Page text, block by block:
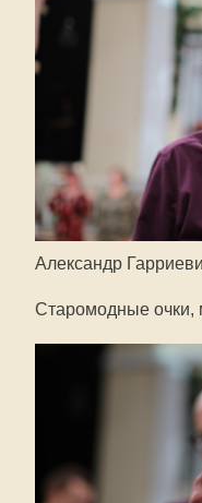
Александр
Старомодные очки,